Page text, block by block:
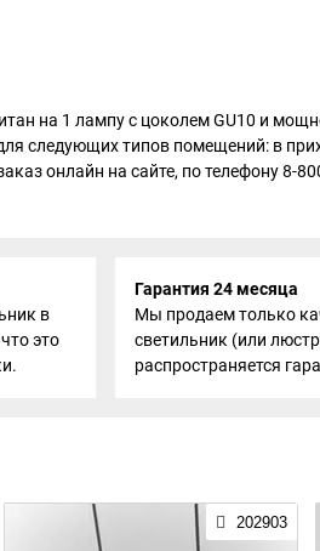
на 1 лампу с цоколем GU10 и
следующих типов помещений: в
онлайн на сайте, по телефону 8-
в
это
Гарантия 24 месяца
Мы продаем только
светильник (или
распространяется
202903